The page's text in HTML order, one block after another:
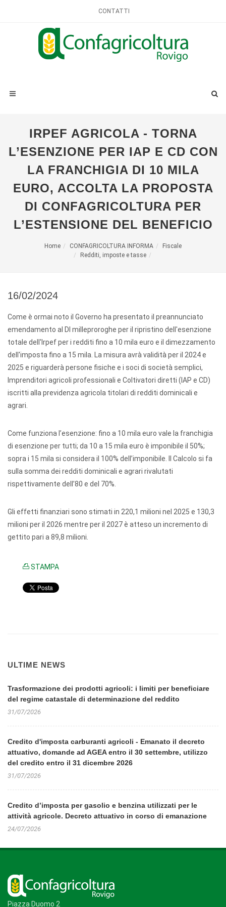
CONTATTI
IRPEF AGRICOLA - TORNA
L’ESENZIONE PER IAP E CD CON
LA FRANCHIGIA DI 10 MILA
EURO, ACCOLTA LA PROPOSTA
DI CONFAGRICOLTURA PER
L’ESTENSIONE DEL BENEFICIO
Home CONFAGRICOLTURA INFORMA
Fiscale
Redditi, imposte e tasse
16/02/2024
Come è ormai noto il Governo ha presentato il preannunciato
emendamento al Dl milleproroghe per il ripristino dell'esenzione
totale dell'Irpef per i redditi fino a 10 mila euro e il dimezzamento
dell'imposta fino a 15 mila. La misura avrà validità per il 2024 e
2025 e riguarderà persone fisiche e i soci di società semplici,
Imprenditori agricoli professionali e Coltivatori diretti (IAP e CD)
iscritti alla previdenza agricola titolari di redditi dominicali e
agrari.
Come funziona l’esenzione: fino a 10 mila euro vale la franchigia
di esenzione per tutti; da 10 a 15 mila euro è imponibile il 50%;
sopra i 15 mila si considera il 100% dell’imponibile. Il Calcolo si fa
sulla somma dei redditi dominicali e agrari rivalutati
rispettivamente dell’80 e del 70%.
Gli effetti finanziari sono stimati in 220,1 milioni nel 2025 e 130,3
milioni per il 2026 mentre per il 2027 è atteso un incremento di
gettito pari a 89,8 milioni.
STAMPA
ULTIME NEWS
Trasformazione dei prodotti agricoli: i limiti per beneficiare
del regime catastale di determinazione del reddito
31/07/2026
Credito d'imposta carburanti agricoli - Emanato il decreto
attuativo, domande ad AGEA entro il 30 settembre, utilizzo
del credito entro il 31 dicembre 2026
31/07/2026
Credito d’imposta per gasolio e benzina utilizzati per le
attività agricole. Decreto attuativo in corso di emanazione
24/07/2026
Piazza Duomo 2